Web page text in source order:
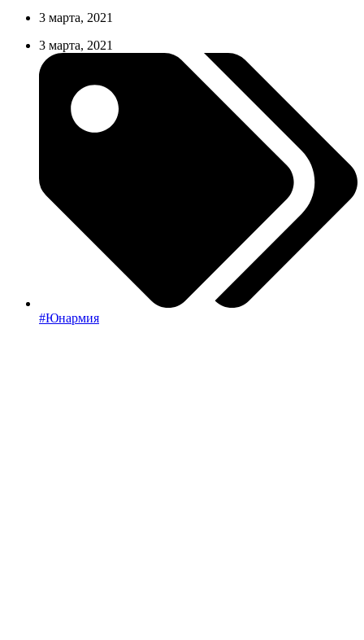
3 марта, 2021
3 марта, 2021
#Юнармия